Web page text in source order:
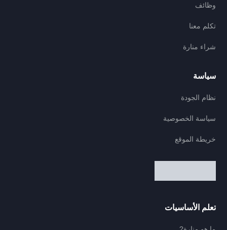
وظائف
تكلم معنا
شراء منارة
سياسة
نظام الجودة
سياسة الخصوصية
خريطة الموقع
تعلم الأساسيات